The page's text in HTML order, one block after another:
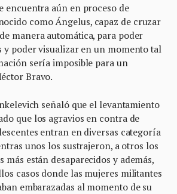
encuentra aún en proceso de
como Ángelus, capaz de cruzar
manera automática, para poder
y poder visualizar en un momento tal
sería imposible para un
Bravo.
señaló que el levantamiento
que los agravios en contra de
entran en diversas categoría
unos los sustrajeron, a otros los
más están desaparecidos y además,
casos donde las mujeres militantes
embarazadas al momento de su